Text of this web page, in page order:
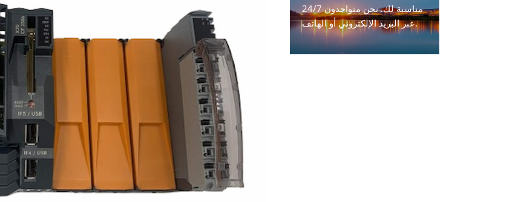
مناسبة لك. نحن متواجدون 24/7
عبر البريد الإلكتروني أو الهاتف.
اتصل بنا